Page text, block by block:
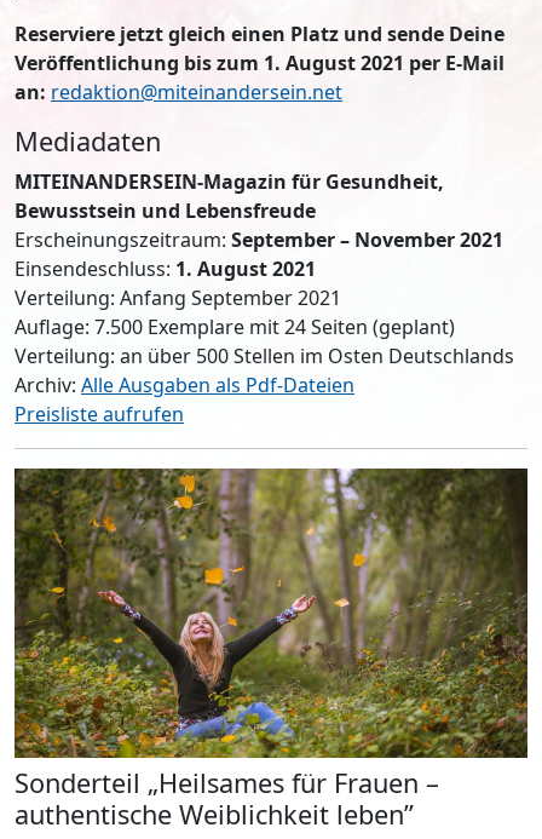
Reserviere jetzt gleich einen Platz und sende Deine
Veröffentlichung bis zum 1. August 2021 per E-Mail
an: redaktion@miteinandersein.net
Mediadaten
MITEINANDERSEIN-Magazin für Gesundheit,
Bewusstsein und Lebensfreude
Erscheinungszeitraum: September – November 2021
Einsendeschluss: 1. August 2021
Verteilung: Anfang September 2021
Auflage: 7.500 Exemplare mit 24 Seiten (geplant)
Verteilung: an über 500 Stellen im Osten Deutschlands
Archiv: Alle Ausgaben als Pdf-Dateien
Preisliste aufrufen
Sonderteil „Heilsames für Frauen –
authentische Weiblichkeit leben”